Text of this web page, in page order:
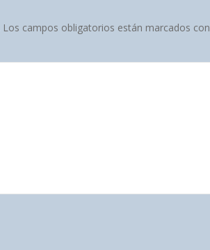
Los campos obligatorios están marcados con